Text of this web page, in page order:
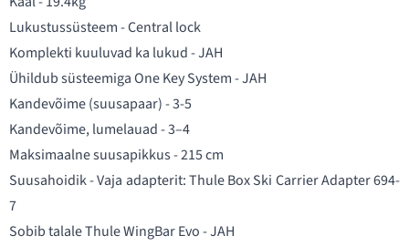
Lukustussüsteem - Central lock
Komplekti kuuluvad ka lukud - JAH
Ühildub süsteemiga One Key System - JAH
Kandevõime (suusapaar) - 3-5
Kandevõime, lumelauad - 3–4
Maksimaalne suusapikkus - 215 cm
Suusahoidik - Vaja adapterit:Thule Box Ski Carrier Adapter 694-
7
Sobib talale Thule WingBar Evo - JAH